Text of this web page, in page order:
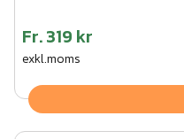
Fr.319 kr
exkl.moms